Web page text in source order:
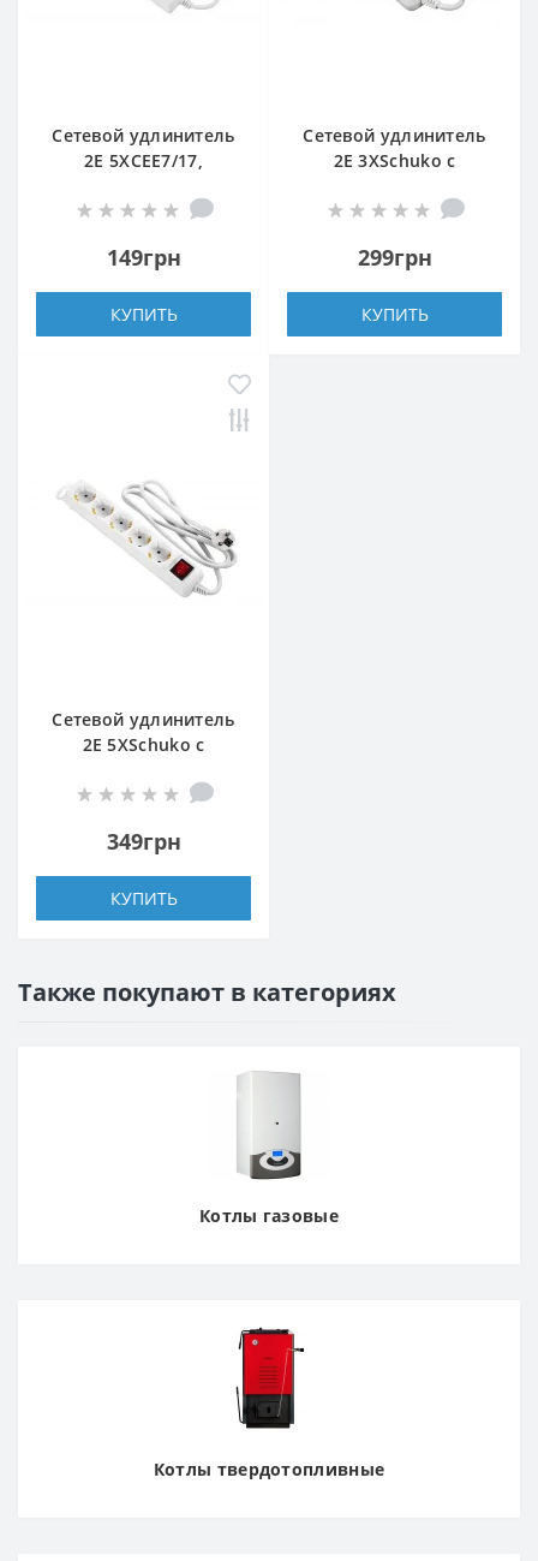
Сетевой удлинитель
2E 5XCEE7/17,
149грн
КУПИТЬ
Сетевой удлинитель
2E 3XSchuko с
мм, 1.5м, white
299грн
КУПИТЬ
Сетевой удлинитель
2E 5XSchuko с
3G*1.5мм, 1.5м, white
349грн
КУПИТЬ
Также покупают в категориях
Котлы газовые
Котлы твердотопливные